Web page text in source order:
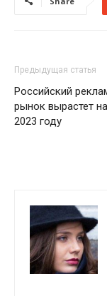
Предыдущая статья
Российский
рынок вырастет
2023 году